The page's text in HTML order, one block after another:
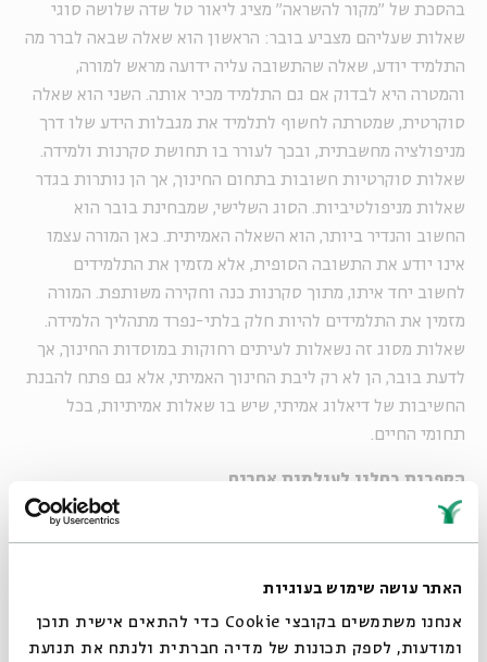
האתר עושה שימוש בעוגיות
אנחנו משתמשים בקובצי Cookie כדי להתאים אישית תוכן
ומודעות, לספק תכונות של מדיה חברתית ולנתח את תנועת
בהסכת של "מקור להשראה" מציג ליאור טל שדה שלושה סוגי
שאלות שעליהם מצביע בובר: הראשון הוא שאלה שבאה לברר מה
התלמיד יודע, שאלה שהתשובה עליה ידועה מראש למורה,
והמטרה היא לבדוק אם גם התלמיד מכיר אותה. השני הוא שאלה
סוקרטית, שמטרתה לחשוף לתלמיד את מגבלות הידע שלו דרך
מניפולציה מחשבתית, ובכך לעורר בו תחושת סקרנות ולמידה.
שאלות סוקרטיות חשובות בתחום החינוך, אך הן נותרות בגדר
שאלות מניפולטיביות. הסוג השלישי, שמבחינת בובר הוא
החשוב והנדיר ביותר, הוא השאלה האמיתית. כאן המורה עצמו
אינו יודע את התשובה הסופית, אלא מזמין את התלמידים
לחשוב יחד איתו, מתוך סקרנות כנה וחקירה משותפת. המורה
מזמין את התלמידים להיות חלק בלתי-נפרד מתהליך הלמידה.
שאלות מסוג זה נשאלות לעיתים רחוקות במוסדות החינוך, אך
לדעת בובר, הן לא רק ליבת החינוך האמיתי, אלא גם פתח להבנת
החשיבות של דיאלוג אמיתי, שיש בו שאלות אמיתיות, בכל
תחומי החיים.
הספרות כחלון לעולמות אחרים
מרתה נוסבאום מפתחת רעיון אחר אך דומה, שעוסק גם הוא
בתהליך החינוך. לדבריה, הספרות מאפשרת לנו להיכנס לעולמות